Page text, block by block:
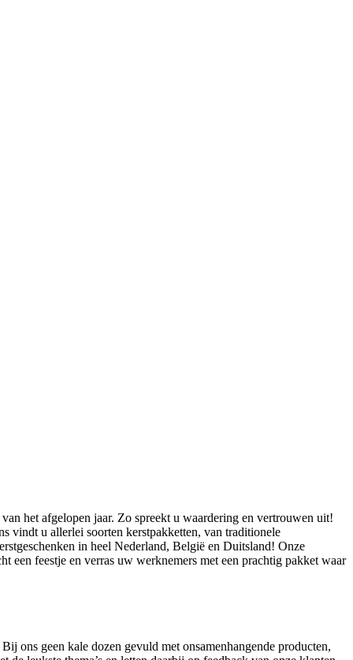
het afgelopen jaar. Zo spreekt u waardering en vertrouwen uit!
vindt u allerlei soorten kerstpakketten, van traditionele
in heel Nederland, België en Duitsland! Onze
een feestje en verras uw werknemers met een prachtig pakket waar
ons geen kale dozen gevuld met onsamenhangende producten,